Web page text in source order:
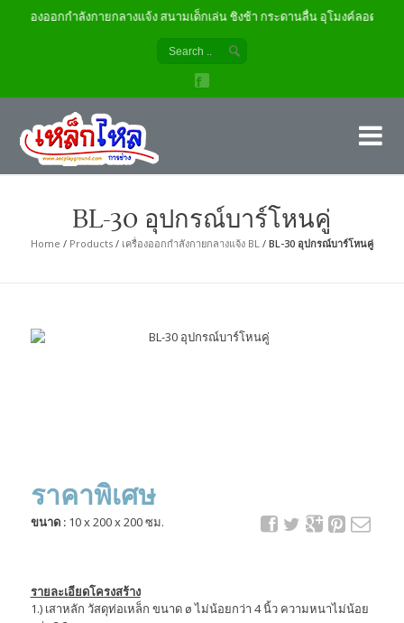
เครื่องออกกำลังกายกลางแจ้ง สนามเด็กเล่น ชิงช้า กระดานลื่น อุโมงค์ลอด
BL-30 อุปกรณ์บาร์โหนคู่
Home / Products/ เครื่องออกกำลังกายกลางแจ้ง BL / BL-30 อุปกรณ์บาร์โหนคู่
ราคาพิเศษ
ขนาด : 10 x 200 x 200 ซม.
รายละเอียดโครงสร้าง
1.) เสาหลัก วัสดุท่อเหล็ก ขนาด ø ไม่น้อยกว่า 4 นิ้ว ความหนาไม่น้อย